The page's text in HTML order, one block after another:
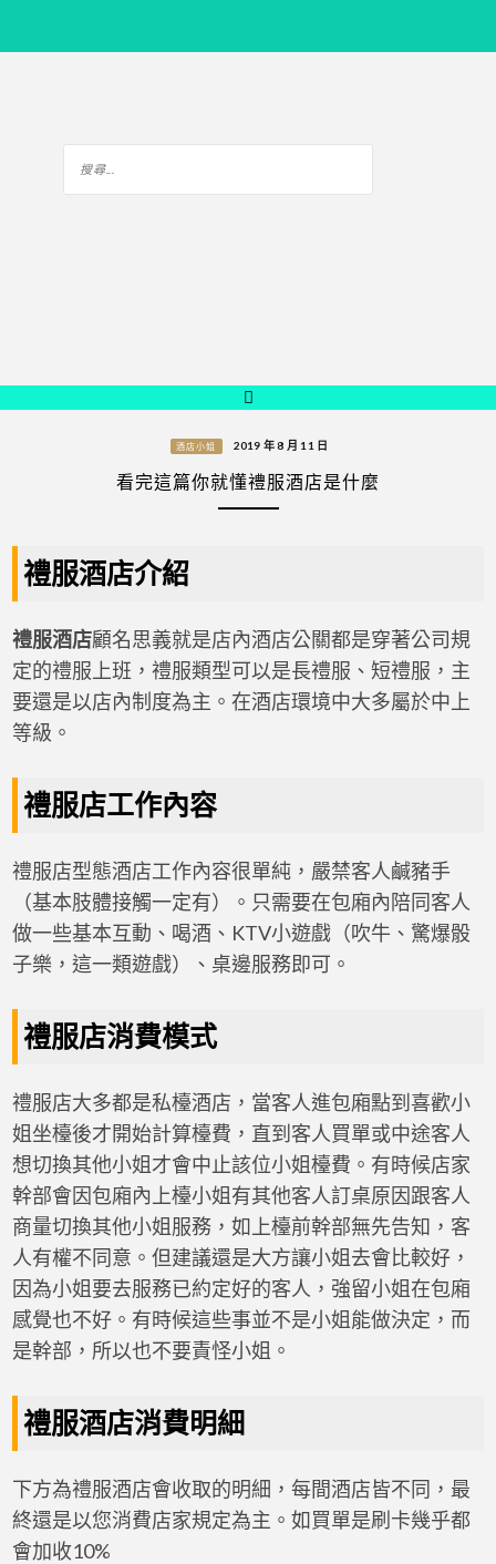
酒店小姐 2019 年 8 月 11 日
看完這篇你就懂禮服酒店是什麼
禮服酒店介紹
禮服酒店顧名思義就是店內酒店公關都是穿著公司規
定的禮服上班，禮服類型可以是長禮服、短禮服，主
要還是以店內制度為主。在酒店環境中大多屬於中上
等級。
禮服店工作內容
禮服店型態酒店工作內容很單純，嚴禁客人鹹豬手
（基本肢體接觸一定有）。只需要在包廂內陪同客人
做一些基本互動、喝酒、KTV小遊戲（吹牛、驚爆骰
子樂，這一類遊戲）、桌邊服務即可。
禮服店消費模式
禮服店大多都是私檯酒店，當客人進包廂點到喜歡小
姐坐檯後才開始計算檯費，直到客人買單或中途客人
想切換其他小姐才會中止該位小姐檯費。有時候店家
幹部會因包廂內上檯小姐有其他客人訂桌原因跟客人
商量切換其他小姐服務，如上檯前幹部無先告知，客
人有權不同意。但建議還是大方讓小姐去會比較好，
因為小姐要去服務已約定好的客人，強留小姐在包廂
感覺也不好。有時候這些事並不是小姐能做決定，而
是幹部，所以也不要責怪小姐。
禮服酒店消費明細
下方為禮服酒店會收取的明細，每間酒店皆不同，最
終還是以您消費店家規定為主。如買單是刷卡幾乎都
會加收10%